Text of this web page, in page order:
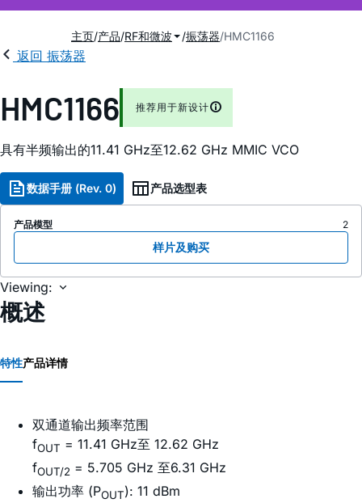
主页 产品 RF和微波 振荡器 HMC1166
返回 振荡器
HMC1166 推荐用于新设计
具有半频输出的11.41 GHz至12.62 GHz MMIC VCO
数据手册 (Rev. 0) 产品选型表
产品模型 2
样片及购买
Viewing:
概述
特性产品详情
双通道输出频率范围
fOUT = 11.41 GHz至 12.62 GHz
fOUT/2 = 5.705 GHz 至6.31 GHz
输出功率 (POUT): 11 dBm